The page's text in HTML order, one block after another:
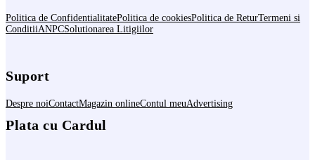
Politica de ConfidentialitatePolitica de cookiesPolitica de ReturTermeni si
ConditiiANPCSolutionarea Litigiilor
Suport
Despre noiContactMagazin onlineContul meuAdvertising
Plata cu Cardul